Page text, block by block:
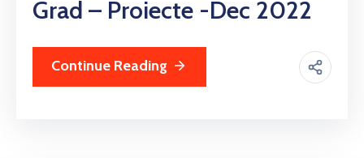
Grad – Proiecte -dec 2022
Continue Reading